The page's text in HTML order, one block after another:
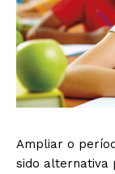
Ampliar o
sido alternativa